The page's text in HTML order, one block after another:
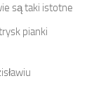
są taki istotne
pianki